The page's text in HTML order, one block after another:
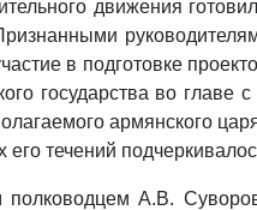
движения
в подготовке
государства во
армянского
его течений
полководцем А.В.